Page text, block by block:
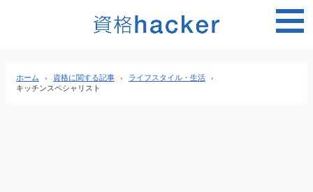
ホーム › 資格に関する記事 › ライフスタイル・生活
›
キッチンスペシャリスト